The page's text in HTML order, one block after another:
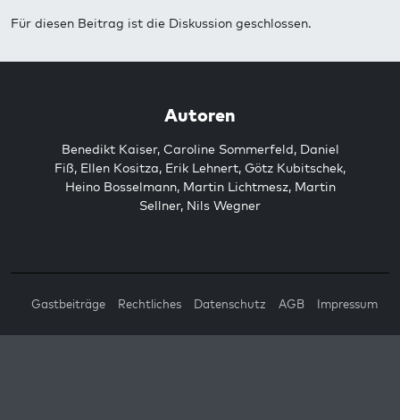
Für diesen Beitrag ist die Diskussion geschlossen.
Autoren
Benedikt Kaiser, Caroline Sommerfeld, Daniel
Fiß, Ellen Kositza, Erik Lehnert, Götz Kubitschek,
Heino Bosselmann, Martin Lichtmesz, Martin
Sellner, Nils Wegner
Gastbeiträge Rechtliches Datenschutz AGB Impressum